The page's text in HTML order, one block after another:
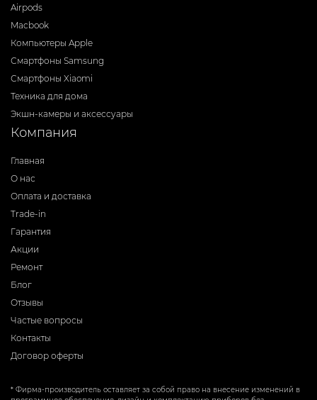
Airpods
Macbook
Компьютеры Apple
Смартфоны Samsung
Смартфоны Xiaomi
Техника для дома
Экшн-камеры и аксессуары
Компания
Главная
О нас
Оплата и доставка
Trade-in
Гарантия
Акции
Ремонт
Блог
Отзывы
Частые вопросы
Контакты
Договор оферты
* Фирма-производитель оставляет за собой право на внесение изменений в